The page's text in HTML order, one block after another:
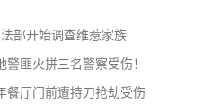
部开始调查维惹家族
匪火拼三名警察受伤！
餐厅门前遭持刀抢劫受伤